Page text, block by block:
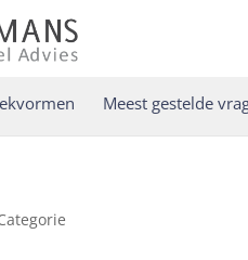
Meest gestelde